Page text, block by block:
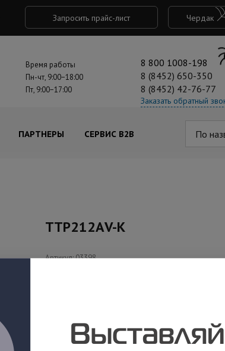
Запросить прайс-лист Чердак
Время работы
Пн-чт, 9:00−18:00
Пт, 9:00−17:00
8 800 1008-198
8 (8452) 650-350
8 (8452) 42-76-77
Заказать обратный
ПАРТНЕРЫ СЕРВИС B2B По
TTP212АV-K
Артикул: 03398